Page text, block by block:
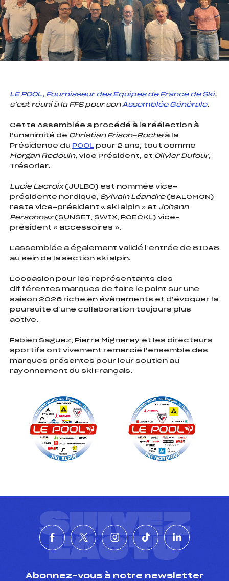
le ski
LE POOL, Fournisseur des Equipes de France de Ski,
s’est réuni à la FFS pour son Assemblée Générale.
Cette Assemblée a procédé à la réélection à
l’unanimité de Christian Frison-Rocheà la
Présidence du POOL pour 2 ans, tout comme
Morgan Redouin, Vice Président, et Olivier Dufour,
Trésorier.
Lucie Lacroix(JULBO) est nommée vice-
présidente nordique, Sylvain Léandre(SALOMON)
reste vice-président « ski alpin » et Johann
Personnaz(SUNSET, SWIX, ROECKL) vice-
président « accessoires ».
L’assemblée a également validé l’entrée de SIDAS
au sein de la section ski alpin.
L’occasion pour les représentants des
différentes marques de faire le point sur une
saison 2026 riche en évènements et d’évoquer la
poursuite d’une collaboration toujours plus
active.
Fabien Saguez, Pierre Mignerey et les directeurs
sportifs ont vivement remercié l’ensemble des
marques présentes pour leur soutien au
rayonnement du ski Français.
SUIVEZ
L'ACTU
Abonnez-vous à notre newsletter